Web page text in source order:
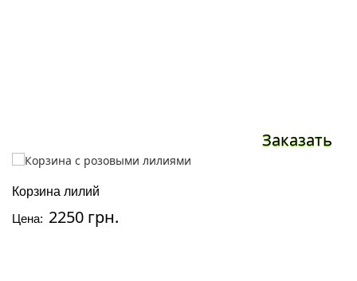
Заказать
Корзина лилий
Цена: 2250 грн.